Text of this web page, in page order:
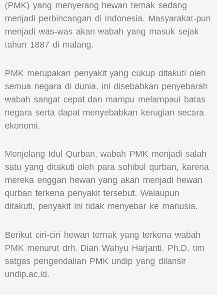
(PMK) yang menyerang hewan ternak sedang
menjadi perbincangan di Indonesia. Masyarakat-pun
menjadi was-was akan wabah yang masuk sejak
tahun 1887 di malang.
PMK merupakan penyakit yang cukup ditakuti oleh
semua negara di dunia, ini disebabkan penyebarah
wabah sangat cepat dan mampu melampaui batas
negara serta dapat menyebabkan kerugian secara
ekonomi.
Menjelang Idul Qurban, wabah PMK menjadi salah
satu yang ditakuti oleh para sohibul qurban, karena
mereka enggan hewan yang akan menjadi hewan
qurban terkena penyakit tersebut. Walaupun
ditakuti, penyakit ini tidak menyebar ke manusia.
Berikut ciri-ciri hewan ternak yang terkena wabah
PMK menurut drh. Dian Wahyu Harjanti, Ph.D. tim
satgas pengendalian PMK undip yang dilansir
undip.ac.id.